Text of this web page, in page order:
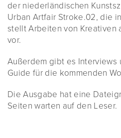
der niederländischen
Urban Artfair Stroke.02, die
stellt Arbeiten von Kreativen
vor.
Außerdem gibt es Interviews
Guide für die kommenden
Die Ausgabe hat eine
Seiten warten auf den Leser.